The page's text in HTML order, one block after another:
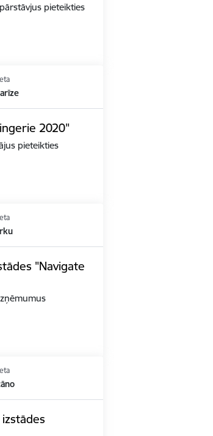
pieteikties
2020"
pieteikties
"Navigate